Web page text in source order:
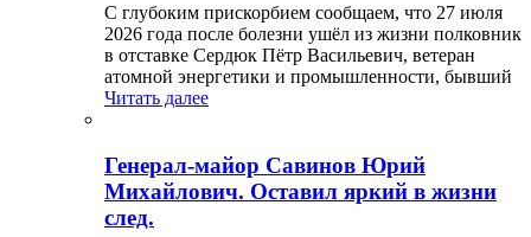
С глубоким прискорбием сообщаем, что 27 июля
2026 года после болезни ушёл из жизни полковник
в отставке Сердюк Пётр Васильевич, ветеран
атомной энергетики и промышленности, бывший
Читать далее
Генерал-майор Савинов Юрий
Михайлович. Оставил яркий в жизни
след.